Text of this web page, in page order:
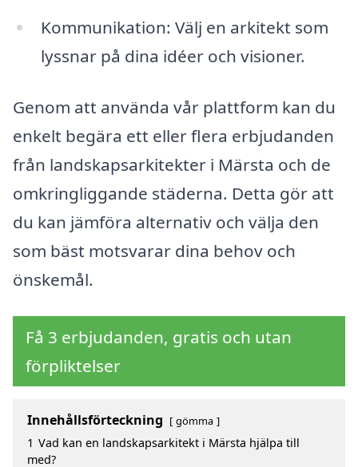
Kommunikation: Välj en arkitekt som
lyssnar på dina idéer och visioner.
Genom att använda vår plattform kan du
enkelt begära ett eller flera erbjudanden
från landskapsarkitekter i Märsta och de
omkringliggande städerna. Detta gör att
du kan jämföra alternativ och välja den
som bäst motsvarar dina behov och
önskemål.
Få 3 erbjudanden, gratis och utan
förpliktelser
Innehållsförteckning gömma
1 Vad kan en landskapsarkitekt i Märsta hjälpa till
med?